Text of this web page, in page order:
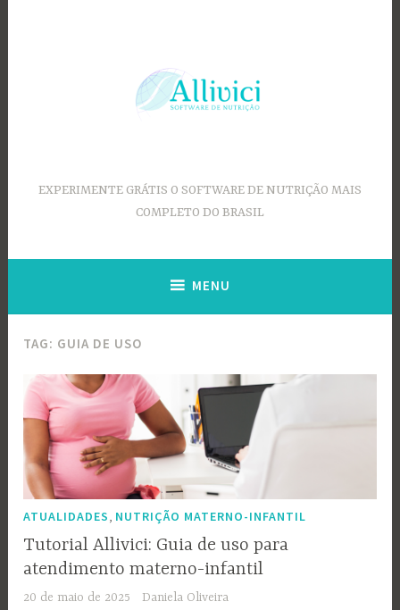
EXPERIMENTE GRÁTIS O SOFTWARE DE NUTRIÇÃO MAIS
COMPLETO DO BRASIL
MENU
TAG: GUIA DE USO
ATUALIDADES, NUTRIÇÃO MATERNO-INFANTIL
Tutorial Allivici: Guia de uso para
atendimento materno-infantil
20 de maio de 2025 Daniela Oliveira